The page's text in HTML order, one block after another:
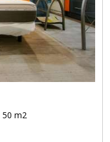
50 m2